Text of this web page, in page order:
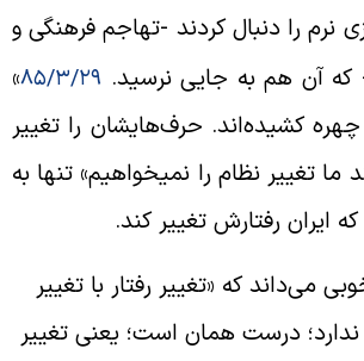
نرم را دنبال کردند -تهاجم فرهنگی و
آن هم به جایی نرسید.۸۵/۳/۲۹»
کشیده‌اند. حرف‌هایشان را تغییر
تغییر نظام را نمیخواهیم» تنها به
رفتارش تغییر کند.
می‌داند که «تغییر رفتار با تغییر
درست همان است؛ یعنی تغییر